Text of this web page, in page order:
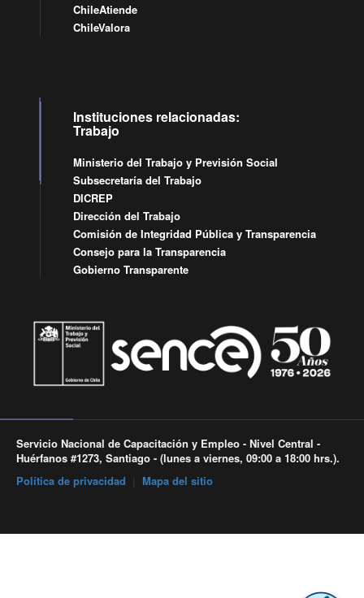
ChileAtiende
ChileValora
Instituciones relacionadas:
Trabajo
Ministerio del Trabajo y Previsión Social
Subsecretaría del Trabajo
DICREP
Dirección del Trabajo
Comisión de Integridad Pública y Transparencia
Consejo para la Transparencia
Gobierno Transparente
Servicio Nacional de Capacitación y Empleo - Nivel Central -
Huérfanos #1273, Santiago - (lunes a viernes, 09:00 a 18:00 hrs.).
Política de privacidad
Mapa del sitio